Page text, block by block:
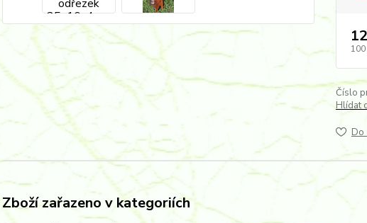
100
Číslo
Hlídat
Do
Zboží zařazeno v kategoriích